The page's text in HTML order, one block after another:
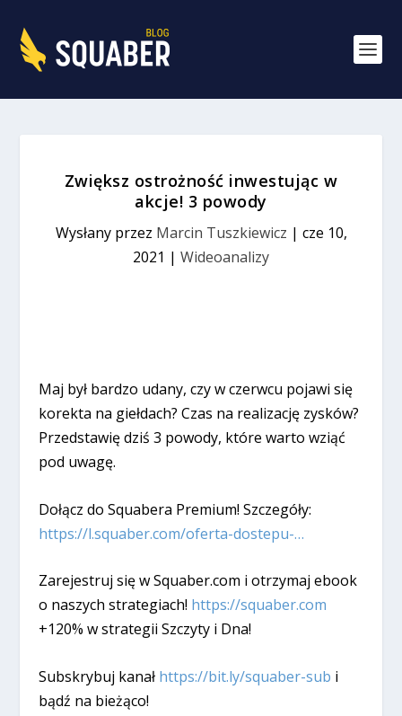
Zwiększ ostrożność inwestując w
akcje! 3 powody
Wysłany przez Marcin Tuszkiewicz | cze 10,
2021 | Wideoanalizy
Maj był bardzo udany, czy w czerwcu pojawi się
korekta na giełdach? Czas na realizację zysków?
Przedstawię dziś 3 powody, które warto wziąć
pod uwagę.
Dołącz do Squabera Premium! Szczegóły:
https://l.squaber.com/oferta-dostepu-…
Zarejestruj się w Squaber.com i otrzymaj ebook
o naszych strategiach! https://squaber.com
+120% w strategii Szczyty i Dna!
Subskrybuj kanał https://bit.ly/squaber-sub i
bądź na bieżąco!